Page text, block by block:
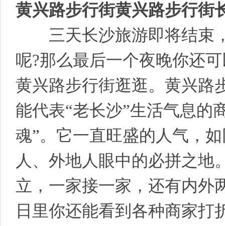
黄兴路步行街黄兴路步行街
三天长沙旅游即将结束
呢?那么最后一个夜晚你还
黄兴路步行街逛逛。黄兴路
能代表“老长沙”生活气息的
魂”。它一直旺盛的人气，
人、外地人眼中的必拼之地
立，一家接一家，还有内外
日里你还能看到各种商家打